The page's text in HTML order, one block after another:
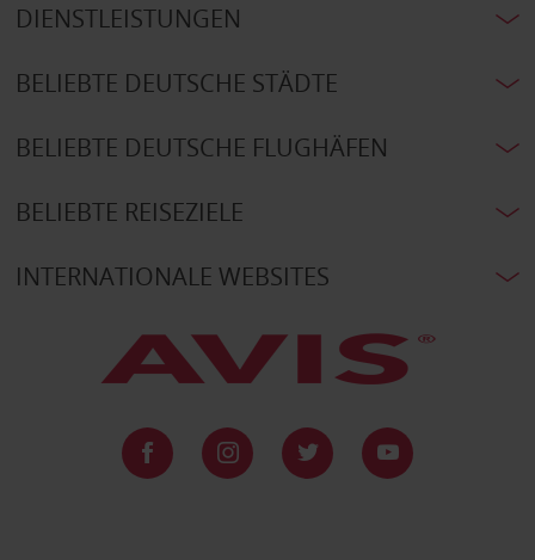
DIENSTLEISTUNGEN
BELIEBTE DEUTSCHE STÄDTE
BELIEBTE DEUTSCHE FLUGHÄFEN
BELIEBTE REISEZIELE
INTERNATIONALE WEBSITES